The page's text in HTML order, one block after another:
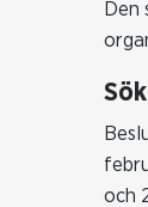
Den
och